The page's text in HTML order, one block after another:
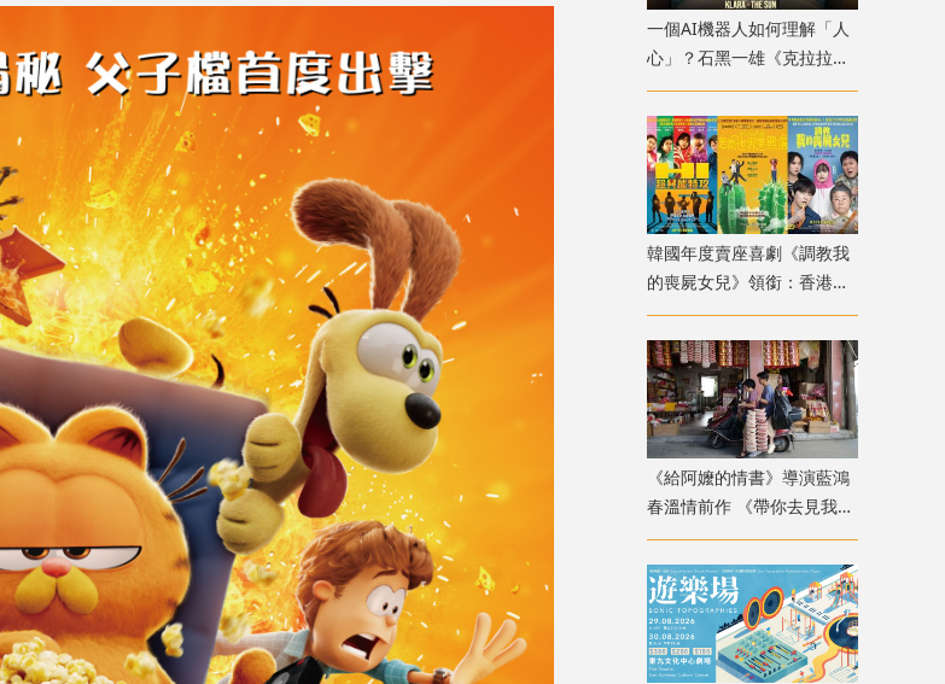
一個AI機器人如何理解「人
心」？石黑一雄《克拉拉與
太陽》改編電影十月上映
韓國年度賣座喜劇《調教我
的喪屍女兒》領銜：香港韓
國電影週8月放映
《給阿嬤的情書》導演藍鴻
春溫情前作 《帶你去見我
媽》暖心上映